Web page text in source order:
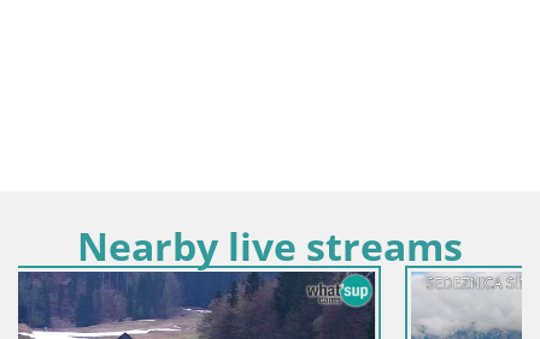
Nearby live streams